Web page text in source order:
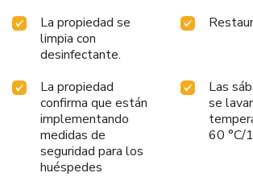
La propiedad se
limpia con
desinfectante.
La propiedad
confirma que están
implementando
medidas de
seguridad para los
huéspedes
Las
se
60 °C/